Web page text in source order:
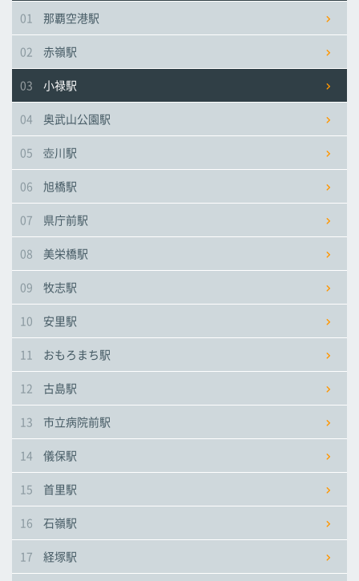
おもろまち駅
市立病院前駅
浦添前田駅
おもろまち駅
市立病院前駅
浦添前田駅
おもろまち駅
市立病院前駅
浦添前田駅
01 那覇空港駅
02 赤嶺駅
03 小禄駅
04 奥武山公園駅
05 壺川駅
06 旭橋駅
07 県庁前駅
08 美栄橋駅
09 牧志駅
10 安里駅
11 おもろまち駅
12 古島駅
13 市立病院前駅
14 儀保駅
15 首里駅
16 石嶺駅
17 経塚駅